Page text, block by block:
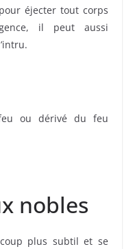
éjecter tout corps
il peut aussi
ou dérivé du feu
nobles
plus subtil et se